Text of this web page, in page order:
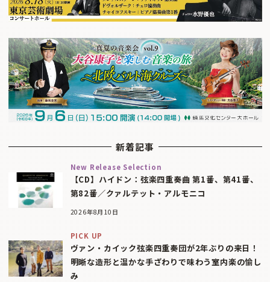
新着記事
New Release Selection
【CD】ハイドン：弦楽四重奏曲 第1番、第41番、
第82番／クァルテット・アルモニコ
2026年8月10日
PICK UP
ヴァン・カイック弦楽四重奏団が2年ぶりの来日！
明晰な造形と温かな手ざわりで味わう室内楽の愉し
み